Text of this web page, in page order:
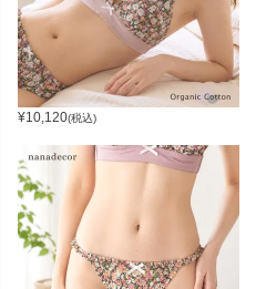
¥10,120(税込)